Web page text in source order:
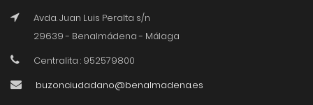
Avda. Juan Luis Peralta s/n
29639 - Benalmádena - Málaga
Centralita : 952579800
buzonciudadano@benalmadena.es